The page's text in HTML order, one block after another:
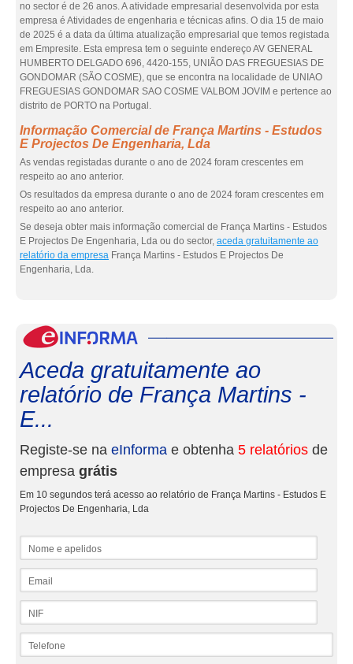
no sector é de 26 anos. A atividade empresarial desenvolvida por esta
empresa é Atividades de engenharia e técnicas afins. O dia 15 de maio
de 2025 é a data da última atualização empresarial que temos registada
em Empresite. Esta empresa tem o seguinte endereço AV GENERAL
HUMBERTO DELGADO 696, 4420-155, UNIÃO DAS FREGUESIAS DE
GONDOMAR (SÃO COSME), que se encontra na localidade de UNIAO
FREGUESIAS GONDOMAR SAO COSME VALBOM JOVIM e pertence ao
distrito de PORTO na Portugal.
Informação Comercial de França Martins - Estudos
E Projectos De Engenharia, Lda
As vendas registadas durante o ano de 2024 foram crescentes em
respeito ao ano anterior.
Os resultados da empresa durante o ano de 2024 foram crescentes em
respeito ao ano anterior.
Se deseja obter mais informação comercial de França Martins - Estudos
E Projectos De Engenharia, Lda ou do sector, aceda gratuitamente ao
relatório da empresa França Martins - Estudos E Projectos De
Engenharia, Lda.
Aceda gratuitamente ao
relatório de França Martins -
E...
Registe-se na eInforma e obtenha 5 relatórios de
empresa grátis
Em 10 segundos terá acesso ao relatório de França Martins - Estudos E
Projectos De Engenharia, Lda